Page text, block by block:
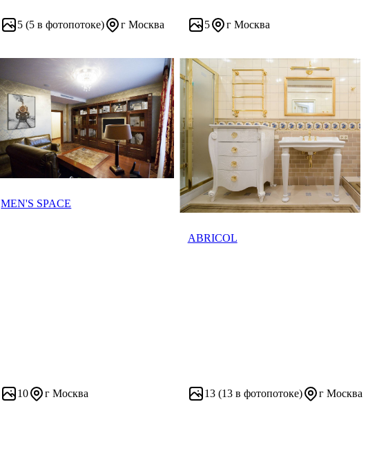
5 (5 в фотопотоке) г Москва 5 г Москва
MEN'S SPACE
10 г Москва
ABRICOL
13 (13 в фотопотоке) г Москва